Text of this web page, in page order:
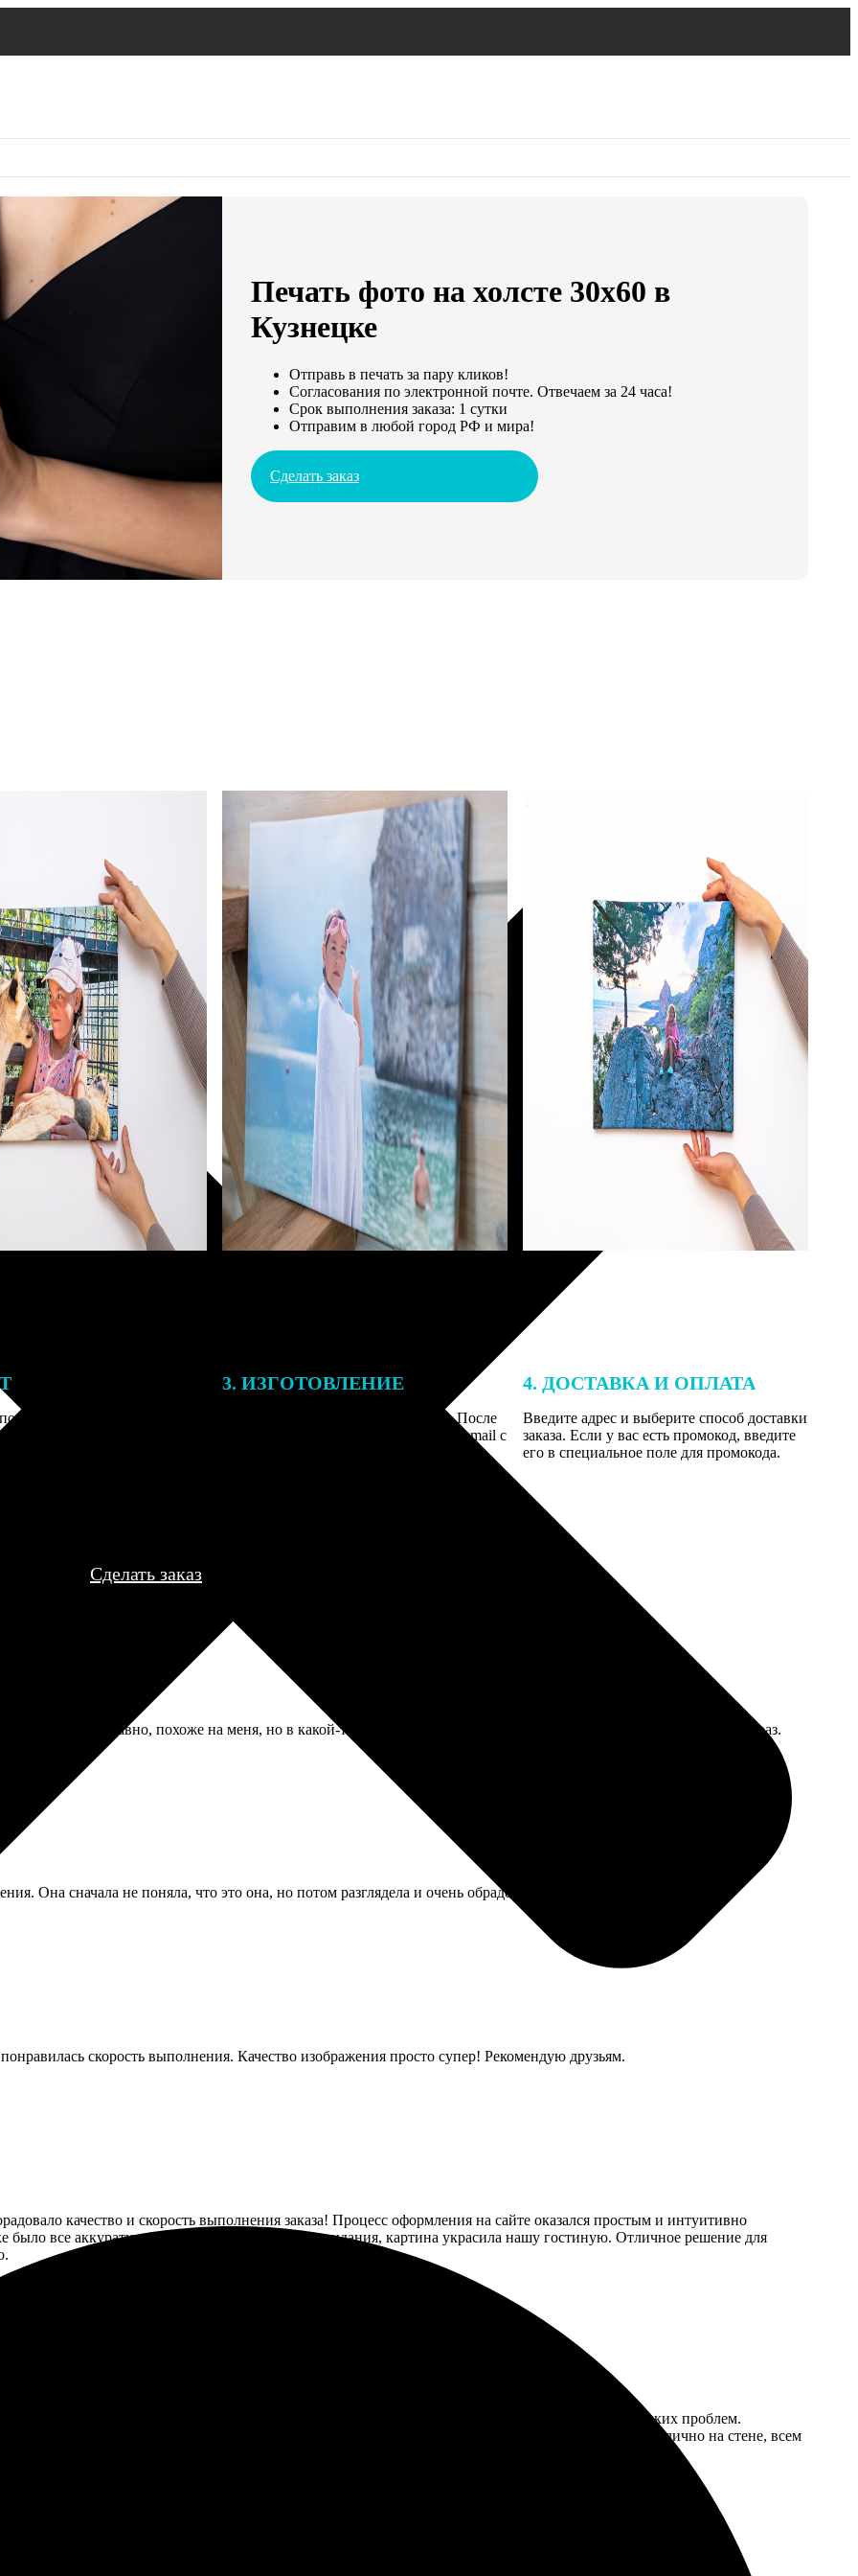
Печать фото на холсте 30х60 в
Кузнецке
Отправь в печать за пару кликов!
Согласования по электронной почте. Отвечаем за 24 часа!
Срок выполнения заказа: 1 сутки
Отправим в любой город РФ и мира!
Сделать заказ
заказа к печати
могут связаться с Вами
телефону или email для
деталей.
3. ИЗГОТОВЛЕНИЕ
Оплатите заказ банковской картой. После
оплаты получите подтверждение на email с
описанием заказа. Когда отправим заказ
4. ДОСТАВКА И ОПЛАТА
Введите адрес и выберите способ доставки
заказа. Если у вас есть промокод, введите
его в специальное поле для промокода.
Сделать заказ
Получилось забавно, похоже на меня, но в какой-то сказочной версии. Повесила в прихожей, улыбаюсь каждый раз.
Она сначала не поняла, что это она, но потом разглядела и очень обрадовалась. Вышло оригинально.
скорость выполнения. Качество изображения просто супер! Рекомендую друзьям.
качество и скорость выполнения заказа! Процесс оформления на сайте оказался простым и интуитивно
было все аккуратно. Результат превзошел все ожидания, картина украсила нашу гостиную. Отличное решение для
оказался лёгким и быстрым. Удобный сайт, просто загрузила фото, выбрала размеры — никаких проблем.
шикарное! Цвета яркие, передача деталей на высоте. Очень впечатлённым осталась! Смотрится отлично на стене, всем